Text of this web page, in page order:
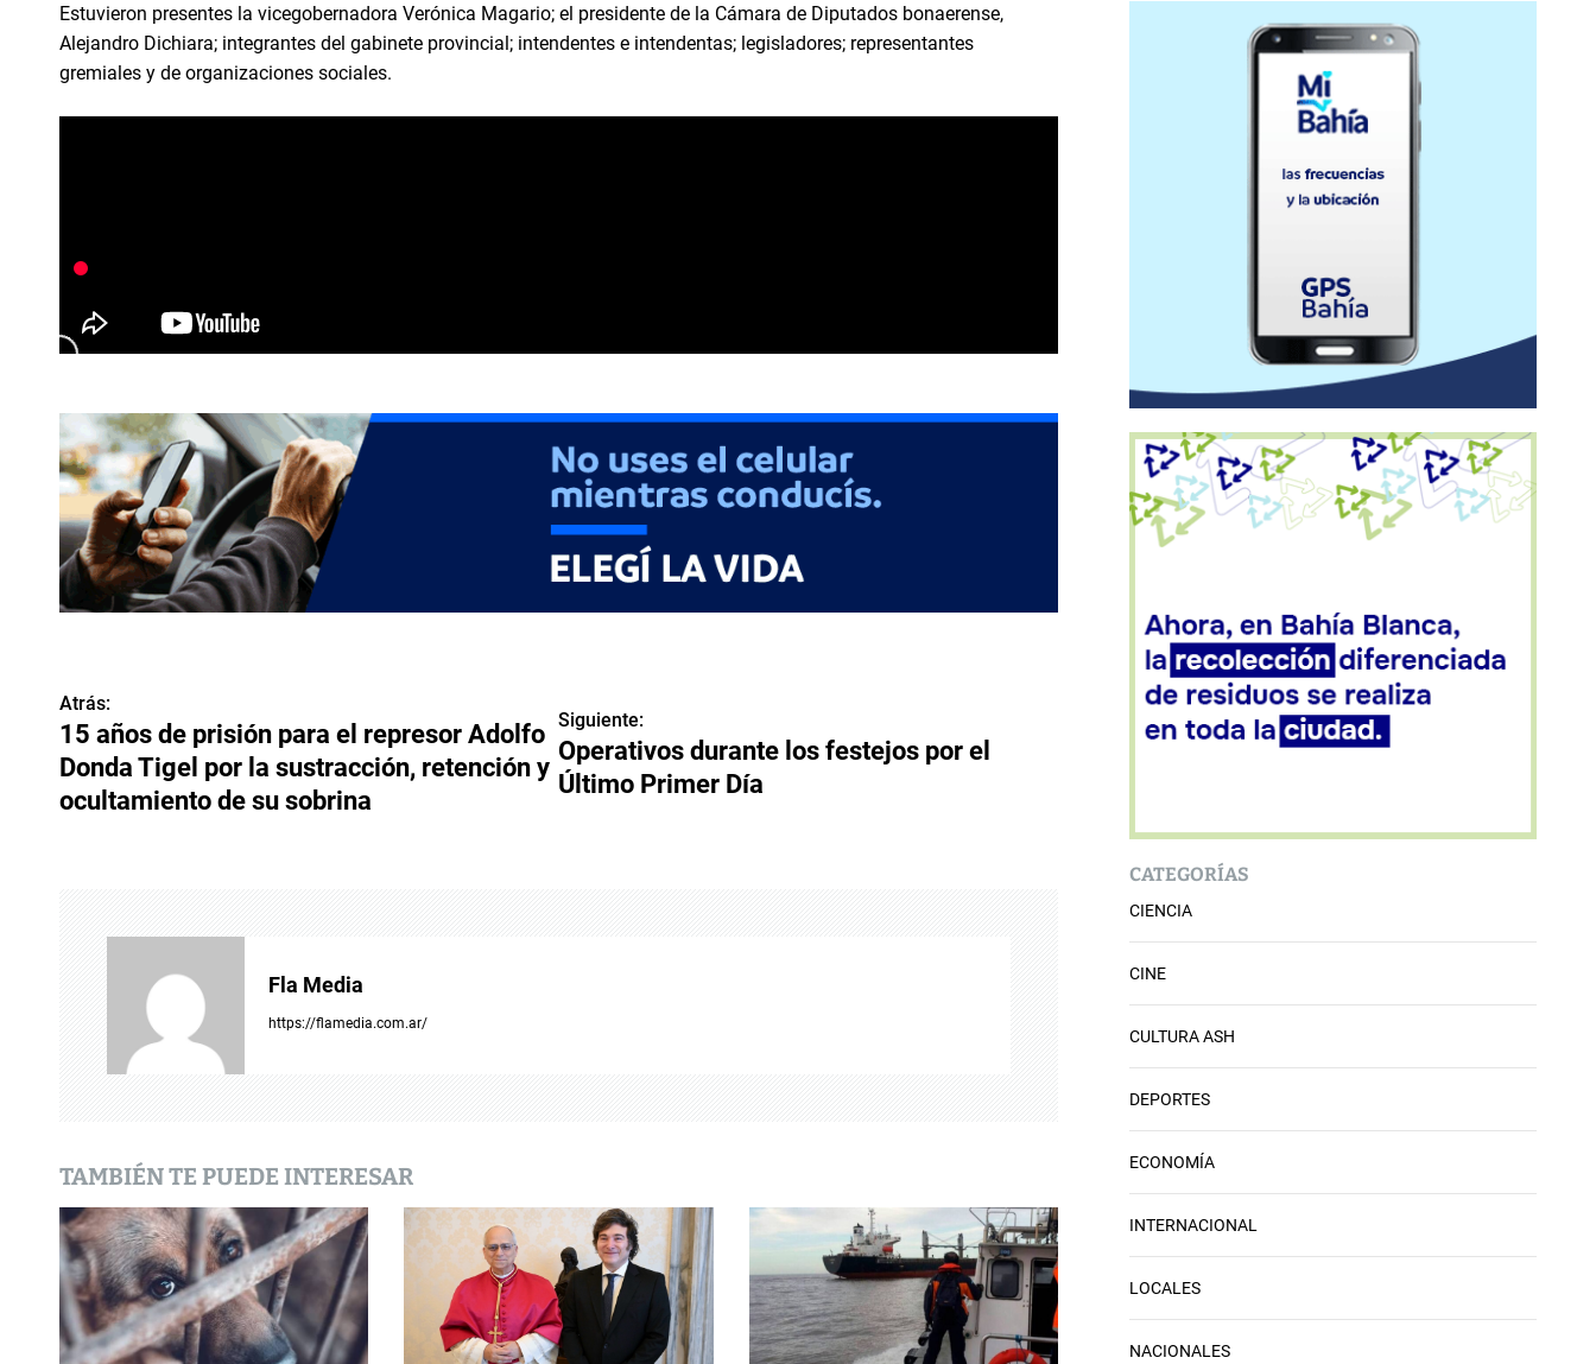
Estuvieron presentes la vicegobernadora Verónica Magario; el presidente de la Cámara de Diputados bonaerense,
Alejandro Dichiara; integrantes del gabinete provincial; intendentes e intendentas; legisladores; representantes
gremiales y de organizaciones sociales.
N
a
v
d
e
e
n
t
Atrás:
15 años de prisión para el represor Adolfo
Donda Tigel por la sustracción, retención y
ocultamiento de su sobrina
Siguiente:
Operativos durante los festejos por el
Último Primer Día
Fla Media
https://flamedia.com.ar/
TAMBIÉN TE PUEDE INTERESAR
CATEGORÍAS
CIENCIA
CINE
CULTURA ASH
DEPORTES
ECONOMÍA
INTERNACIONAL
LOCALES
NACIONALES